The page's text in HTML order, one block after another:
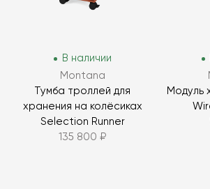
В наличии
Montana
Тумба троллей для
хранения на колёсиках
Selection Runner
135 800 ₽
Модуль